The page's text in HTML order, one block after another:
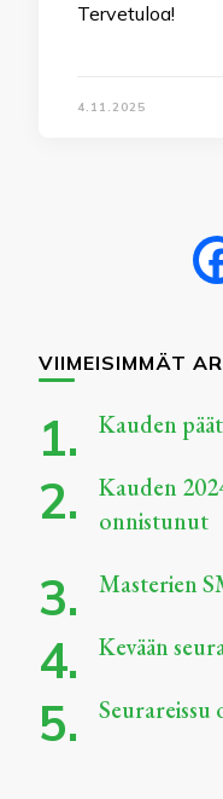
Tervetuloa!
4.11.2025
VIIMEISIMMÄT
Kauden
Kauden
onnistunut
Masterien
Kevään